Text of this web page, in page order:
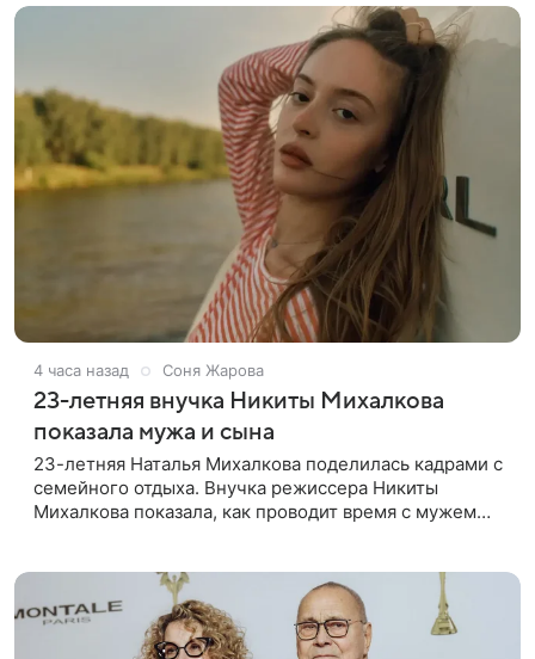
4 часа назад Соня Жарова
23-летняя внучка Никиты Михалкова
показала мужа и сына
23-летняя Наталья Михалкова поделилась кадрами с
семейного отдыха. Внучка режиссера Никиты
Михалкова показала, как проводит время с мужем